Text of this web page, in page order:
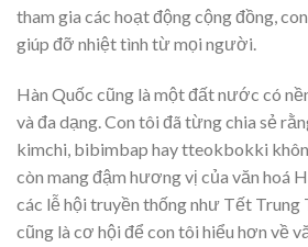
tham gia các hoạt động cộng đồng,
giúp đỡ nhiệt tình từ mọi người.
Hàn Quốc cũng là một đất nước có
và đa dạng. Con tôi đã từng chia sẻ
kimchi, bibimbap hay tteokbokki
còn mang đậm hương vị của văn hoá
các lễ hội truyền thống như Tết Trung
cũng là cơ hội để con tôi hiểu hơn về